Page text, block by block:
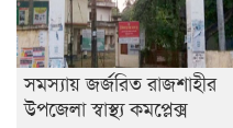
সমস্যায় জর্জরিত রাজশাহীর
উপজেলা স্বাস্থ্য কমপ্লেক্স